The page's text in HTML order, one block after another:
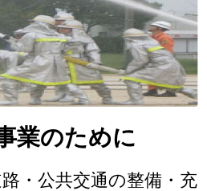
業のために
・公共交通の整備・充